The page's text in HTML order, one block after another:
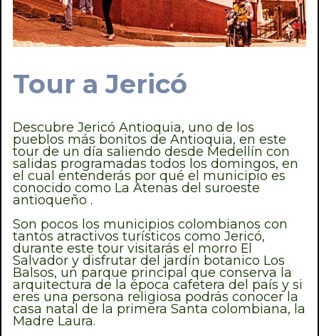
Tour a Jericó
Descubre Jericó Antioquia, uno de los
pueblos más bonitos de Antioquia, en este
tour de un día saliendo desde Medellín con
salidas programadas todos los domingos, en
el cual entenderás por qué el municipio es
conocido como La Atenas del suroeste
antioqueño .
Son pocos los municipios colombianos con
tantos atractivos turísticos como Jericó,
durante este tour visitarás el morro El
Salvador y disfrutar del jardín botanico Los
Balsos, un parque principal que conserva la
arquitectura de la época cafetera del país y si
eres una persona religiosa podrás conocer la
casa natal de la primera Santa colombiana, la
Madre Laura.